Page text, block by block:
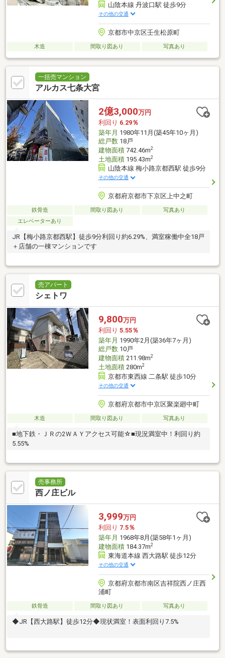
山陰本線 丹波口駅 徒歩9分
その他の交通
京都市中京区壬生松原町
木造 間取り図あり 写真あり
一括売マンション
アルカス七条大宮
2億3,000万円
利回り 6.29％
築年月 1980年11月(築45年10ヶ月)
総戸数18戸
建物面積742.46m2
土地面積195.43m2
山陰本線 梅小路京都西駅 徒歩9分
その他の交通
京都府京都市下京区上中之町
鉄骨造 間取り図あり
写真あり
エレベーターあり
JR【梅小路京都西駅】徒歩9分利回り約6.29%、満室稼働中全18戸
＋店舗の一棟マンションです
売アパート
シェトワ
9,800万円
利回り 5.55％
築年月 1990年2月(築36年7ヶ月)
総戸数10戸
建物面積211.98m2
土地面積280m2
京都市東西線 二条駅 徒歩10分
その他の交通
京都府京都市中京区聚楽廻中町
木造 間取り図あり 写真あり
■地下鉄・ＪＲの2ＷＡＹアクセス可能☆■現況満室中！利回り約
5.55%
売事務所
西ノ庄ビル
3,999万円
利回り 7.5％
築年月 1968年8月(築58年1ヶ月)
建物面積184.37m2
東海道本線 西大路駅 徒歩12分
その他の交通
京都府京都市南区吉祥院西ノ庄西
浦町
鉄骨造 間取り図あり 写真あり
◆JR【西大路駅】徒歩12分◆現状満室！表面利回り7.5%